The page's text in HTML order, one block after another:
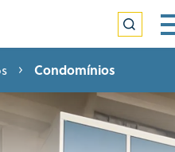
Condomínios